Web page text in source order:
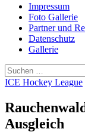
Impressum
Foto Gallerie
Partner und
Datenschutz
Gallerie
Suchen
nach:
ICE Hockey League
Ausgleich